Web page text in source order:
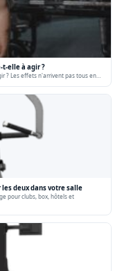
t-elle à agir ?
? Les effets n'arrivent pas tous en…
deux dans votre salle
pour clubs, box, hôtels et